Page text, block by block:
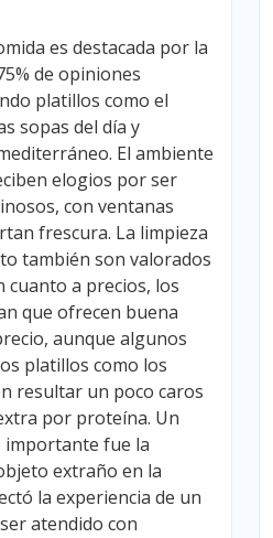
es destacada por la
de opiniones
platillos como el
sopas del día y
El ambiente
elogios por ser
con ventanas
frescura. La limpieza
también son valorados
cuanto a precios, los
que ofrecen buena
aunque algunos
platillos como los
resultar un poco caros
por proteína. Un
importante fue la
extraño en la
la experiencia de un
atendido con